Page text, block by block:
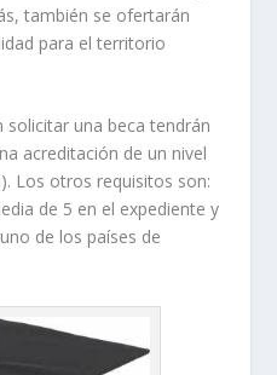
también se ofertarán
para el territorio
solicitar una beca tendrán
acreditación de un nivel
Los otros requisitos son:
de 5 en el expediente y
de los países de